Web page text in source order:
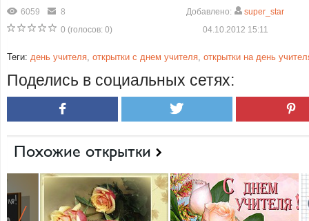
6059
8
0 (голосов: 0)
Добавлено:
super_star
04.10.2012 15:11
Теги: день учителя, открытки с днем учителя, открытки на день
Поделись в социальных сетях:
Похожие открытки